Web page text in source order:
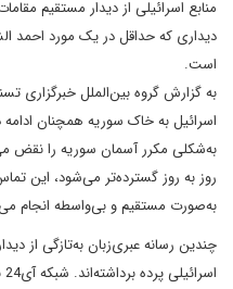
منابع اسرائیلی از دیدار مستقیم
دیداری که حداقل در یک مورد احمد
است.
به گزارش گروه بین‌الملل خبرگزاری
اسرائیل به خاک سوریه همچنان
به‌شکلی مکرر آسمان سوریه را نقض
روز به روز گسترده‌تر می‌شود، این
به‌صورت مستقیم و بی‌واسطه انجام
چندین رسانه عبری‌زبان به‌تازگی از